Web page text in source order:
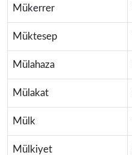
Mükerrer
Müktesep
Mülahaza
Mülakat
Mülk
Mülkiyet